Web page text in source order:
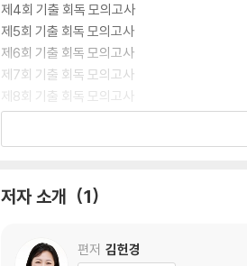
제4회 기출 회독 모의고사
제5회 기출 회독 모의고사
제6회 기출 회독 모의고사
제7회 기출 회독 모의고사
제8회 기출 회독 모의고사
제3회 기출 회독 모의고사
제5회 기출 회독 모의고사
저자 소개 1
편저 김헌경